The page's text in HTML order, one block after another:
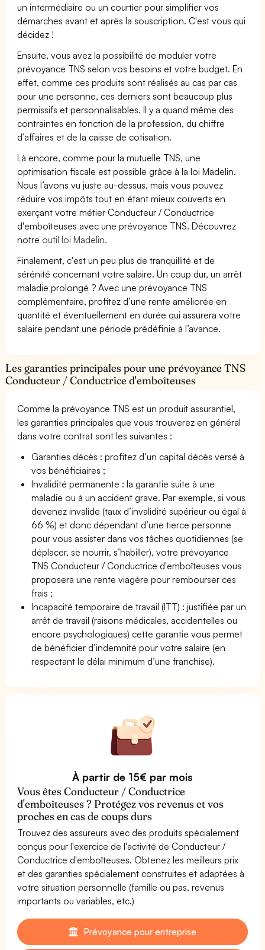
un intermédiaire ou un courtier pour simplifier vos
démarches avant et après la souscription. C'est vous qui
décidez !
Ensuite, vous avez la possibilité de moduler votre
prévoyance TNS selon vos besoins et votre budget. En
effet, comme ces produits sont réalisés au cas par cas
pour une personne, ces derniers sont beaucoup plus
permissifs et personnalisables. Il y a quand même des
contraintes en fonction de la profession, du chiffre
d’affaires et de la caisse de cotisation.
Là encore, comme pour la mutuelle TNS, une
optimisation fiscale est possible grâce à la loi Madelin.
Nous l’avons vu juste au-dessus, mais vous pouvez
réduire vos impôts tout en étant mieux couverts en
exerçant votre métier Conducteur / Conductrice
d'emboîteuses avec une prévoyance TNS. Découvrez
notre outil loi Madelin.
Finalement, c'est un peu plus de tranquillité et de
sérénité concernant votre salaire. Un coup dur, un arrêt
maladie prolongé ? Avec une prévoyance TNS
complémentaire, profitez d’une rente améliorée en
quantité et éventuellement en durée qui assurera votre
salaire pendant une période prédéfinie à l’avance.
Les garanties principales pour une prévoyance TNS
Conducteur / Conductrice d'emboîteuses
Comme la prévoyance TNS est un produit assurantiel,
les garanties principales que vous trouverez en général
dans votre contrat sont les suivantes :
Garanties décès : profitez d’un capital décès versé à
vos bénéficiaires ;
Invalidité permanente : la garantie suite à une
maladie ou à un accident grave. Par exemple, si vous
devenez invalide (taux d’invalidité supérieur ou égal à
66 %) et donc dépendant d’une tierce personne
pour vous assister dans vos tâches quotidiennes (se
déplacer, se nourrir, s’habiller), votre prévoyance
TNS Conducteur / Conductrice d'emboîteuses vous
proposera une rente viagère pour rembourser ces
frais ;
Incapacité temporaire de travail (ITT) : justifiée par un
arrêt de travail (raisons médicales, accidentelles ou
encore psychologiques) cette garantie vous permet
de bénéficier d’indemnité pour votre salaire (en
respectant le délai minimum d’une franchise).
À partir de 15€ par mois
Vous êtes Conducteur / Conductrice
d'emboîteuses ? Protégez vos revenus et vos
proches en cas de coups durs
Trouvez des assureurs avec des produits spécialement
conçus pour l'exercice de l'activité de Conducteur /
Conductrice d'emboîteuses. Obtenez les meilleurs prix
et des garanties spécialement construites et adaptées à
votre situation personnelle (famille ou pas, revenus
importants ou variables, etc.)
Prévoyance pour entreprise